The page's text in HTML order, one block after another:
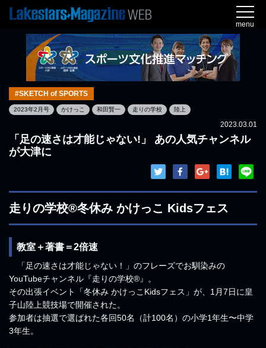
menu
#SKETCH of SPORTS
2023年2月号 かけっこ 和田賢一 走りの学校 陸上
2023.03.01
「足の速さは才能じゃない!」 あの人気チャンネル
が大津に
走りの学校®冬休み かけっこ Kidsフェス
教室＋著書＝2倍速
「足の速さは才能じゃない！」のフレーズでお馴染みの
YouTubeチャンネル『走りの学校®』。
その出張イベント「冬休み かけっこKidsフェス」が、1月7日に皇
子山陸上競技場で開催された。
参加者は抽選で選ばれた各回50名（計100名）の小学1年生〜中学
3年生。